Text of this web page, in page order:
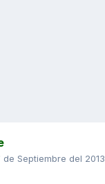
de Septiembre del 2013